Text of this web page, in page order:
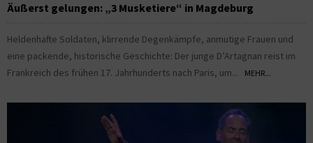
Äußerst gelungen: „3 Musketiere“ in Magdeburg
Heldenhafte Soldaten, klirrende Degenkämpfe, anmutige Frauen und
eine packende, historische Geschichte: Der junge D’Artagnan reist im
Frankreich des frühen 17. Jahrhunderts nach Paris, um...
MEHR...